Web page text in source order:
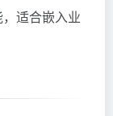
适合嵌入业